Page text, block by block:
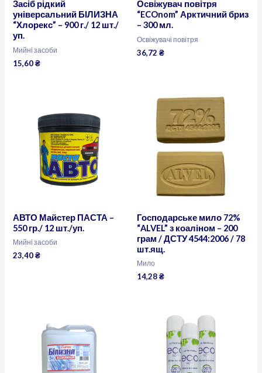
Засіб рідкий
універсальний БІЛИЗНА
“Хлорекс” – 900 г./ 12 шт./
уп.
Мийні засоби
15,60₴
Освіжувач повітря
“ECOnom” Арктичний бриз
– 300 мл.
Освіжувачі повітря
36,72 ₴
АВТО Майстер ПАСТА –
550 гр./ 12 шт./уп.
Мийні засоби
23,40₴
Господарське мило 72%
“ALVEL” з коаліном – 200
грам / ДСТУ 4544:2006 / 78
шт.ящ.
Мило
14,28₴